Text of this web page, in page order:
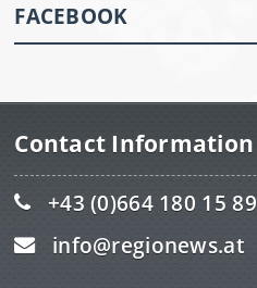
FACEBOOK
Contact Information
+43 (0)664 180 15 89
info@regionews.at